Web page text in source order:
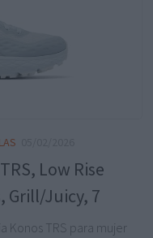
Low Rise
Grill/Juicy, 7
Konos TRS para mujer